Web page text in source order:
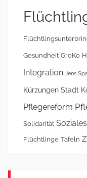
Gesundheit GroKo
Integration Jens
Kürzungen Stadt
Pflegereform
Solidarität
Flüchtlinge Tafeln